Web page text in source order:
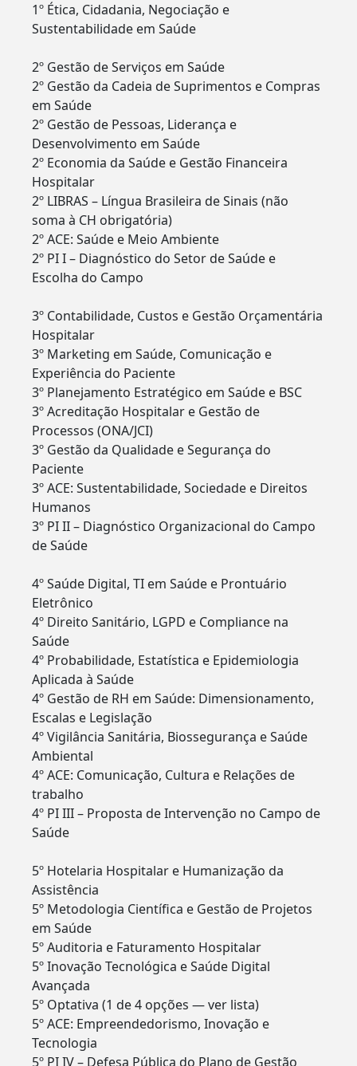
1º Ética, Cidadania, Negociação e
Sustentabilidade em Saúde
2º Gestão de Serviços em Saúde
2º Gestão da Cadeia de Suprimentos e Compras
em Saúde
2º Gestão de Pessoas, Liderança e
Desenvolvimento em Saúde
2º Economia da Saúde e Gestão Financeira
Hospitalar
2º LIBRAS – Língua Brasileira de Sinais (não
soma à CH obrigatória)
2º ACE: Saúde e Meio Ambiente
2º PI I – Diagnóstico do Setor de Saúde e
Escolha do Campo
3º Contabilidade, Custos e Gestão Orçamentária
Hospitalar
3º Marketing em Saúde, Comunicação e
Experiência do Paciente
3º Planejamento Estratégico em Saúde e BSC
3º Acreditação Hospitalar e Gestão de
Processos (ONA/JCI)
3º Gestão da Qualidade e Segurança do
Paciente
3º ACE: Sustentabilidade, Sociedade e Direitos
Humanos
3º PI II – Diagnóstico Organizacional do Campo
de Saúde
4º Saúde Digital, TI em Saúde e Prontuário
Eletrônico
4º Direito Sanitário, LGPD e Compliance na
Saúde
4º Probabilidade, Estatística e Epidemiologia
Aplicada à Saúde
4º Gestão de RH em Saúde: Dimensionamento,
Escalas e Legislação
4º Vigilância Sanitária, Biossegurança e Saúde
Ambiental
4º ACE: Comunicação, Cultura e Relações de
trabalho
4º PI III – Proposta de Intervenção no Campo de
Saúde
5º Hotelaria Hospitalar e Humanização da
Assistência
5º Metodologia Científica e Gestão de Projetos
em Saúde
5º Auditoria e Faturamento Hospitalar
5º Inovação Tecnológica e Saúde Digital
Avançada
5º Optativa (1 de 4 opções — ver lista)
5º ACE: Empreendedorismo, Inovação e
Tecnologia
5º PI IV – Defesa Pública do Plano de Gestão